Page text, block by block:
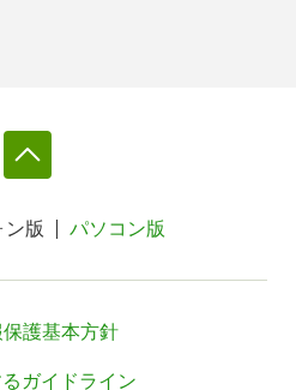
ン版 パソコン版
護基本方針
ガイドライン